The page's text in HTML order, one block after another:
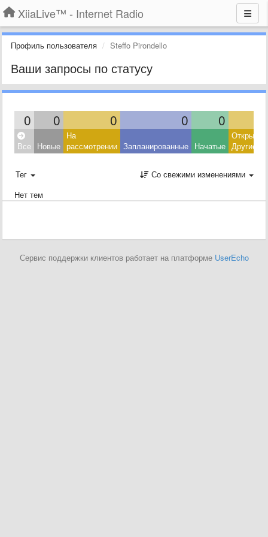
XiiaLive™ - Internet Radio
Профиль пользователя Steffo Pirondello
Ваши запросы по статусу
0 0 0 0 0
Все Новые
На
рассмотрении Запланированные Начатые Другие
Тег
Со свежими изменениями
Нет тем
Сервис поддержки клиентов работает на платформе UserEcho